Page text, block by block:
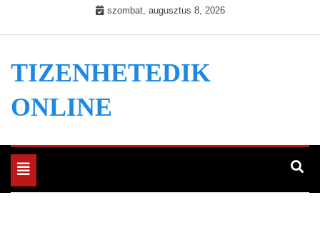
szombat, augusztus 8, 2026
TIZENHETEDIK
ONLINE
Toggle
navigation